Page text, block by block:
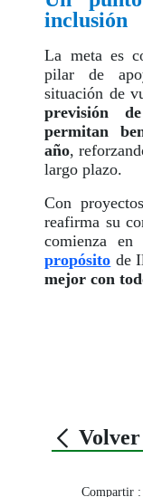
inclusión
La meta es
pilar de
situación de
previsión
permitan
año,
largo plazo.
Con
reafirma su
comienza
propósito de
mejor con
Volver
Compartir :